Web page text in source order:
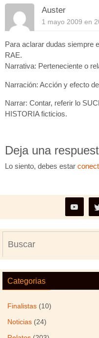
Auster
1 mayo 2009 en
Para aclarar dudas siempre
RAE.
Narrativa: Perteneciente o
Narración: Acción y efecto
Narrar: Contar, referir lo
HISTORIA ficticios.
Deja una
Lo siento, debes estar
Categorias
Finalistas (10)
Noticias (24)